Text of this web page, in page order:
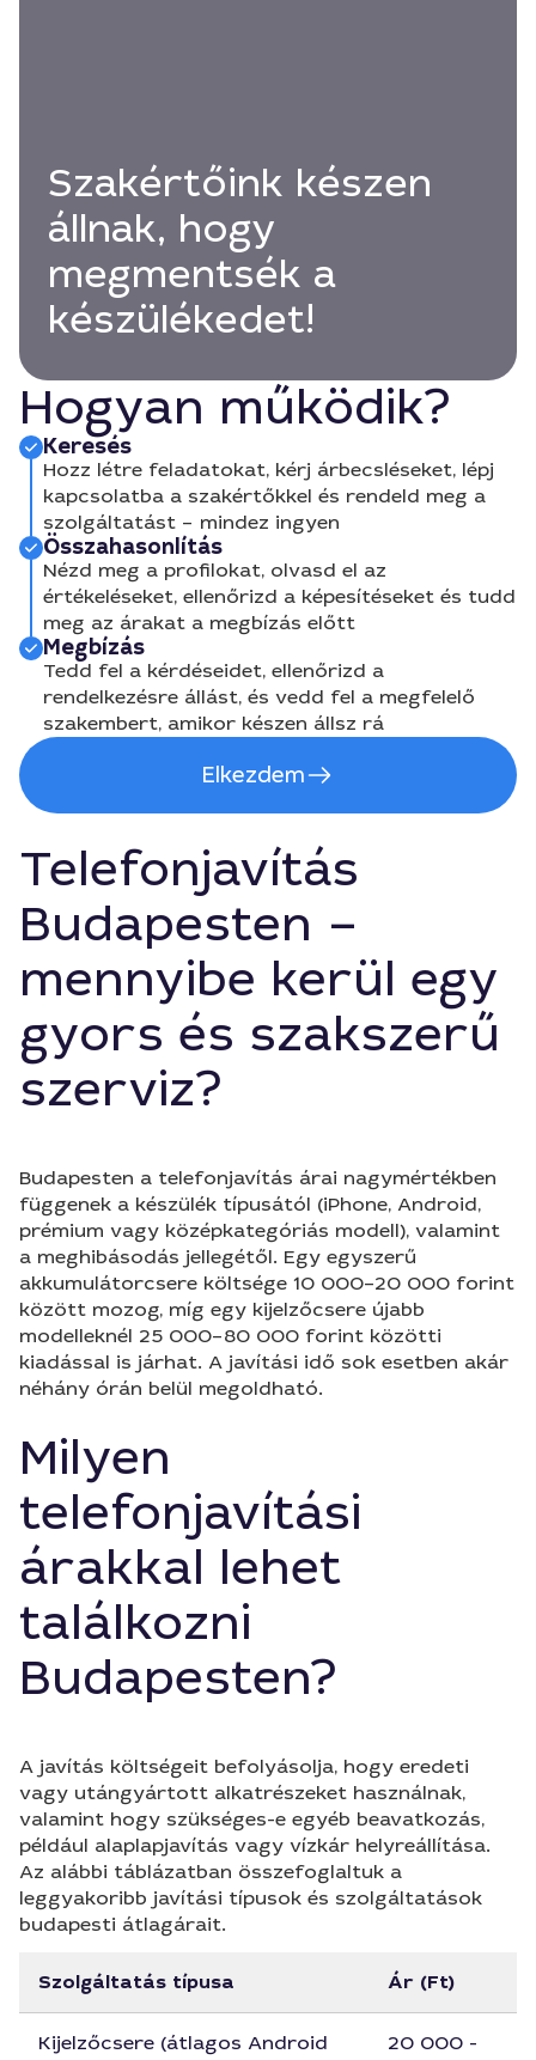
Szakértőink készen
állnak, hogy
megmentsék a
készülékedet!
Hogyan működik?
Keresés
Hozz létre feladatokat, kérj árbecsléseket, lépj
kapcsolatba a szakértőkkel és rendeld meg a
szolgáltatást – mindez ingyen
Összahasonlítás
Nézd meg a profilokat, olvasd el az
értékeléseket, ellenőrizd a képesítéseket és tudd
meg az árakat a megbízás előtt
Megbízás
Tedd fel a kérdéseidet, ellenőrizd a
rendelkezésre állást, és vedd fel a megfelelő
szakembert, amikor készen állsz rá
Elkezdem
Telefonjavítás
Budapesten –
mennyibe kerül egy
gyors és szakszerű
szerviz?
Budapesten a telefonjavítás árai nagymértékben
függenek a készülék típusától (iPhone, Android,
prémium vagy középkategóriás modell), valamint
a meghibásodás jellegétől. Egy egyszerű
akkumulátorcsere költsége 10 000–20 000 forint
között mozog, míg egy kijelzőcsere újabb
modelleknél 25 000–80 000 forint közötti
kiadással is járhat. A javítási idő sok esetben akár
néhány órán belül megoldható.
Milyen
telefonjavítási
árakkal lehet
találkozni
Budapesten?
A javítás költségeit befolyásolja, hogy eredeti
vagy utángyártott alkatrészeket használnak,
valamint hogy szükséges-e egyéb beavatkozás,
például alaplapjavítás vagy vízkár helyreállítása.
Az alábbi táblázatban összefoglaltuk a
leggyakoribb javítási típusok és szolgáltatások
budapesti átlagárait.
Szolgáltatás típusa Ár (Ft)
Kijelzőcsere (átlagos Android
20 000 -